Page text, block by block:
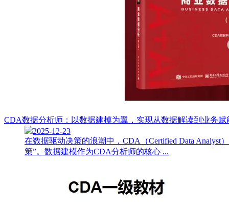
CDA数据分析师：以数据建模为翼，实现从数据解读到业务赋
2025-12-23
在数据驱动决策的浪潮中，CDA（Certified Data
策”。数据建模作为CDA分析师的核心 ...